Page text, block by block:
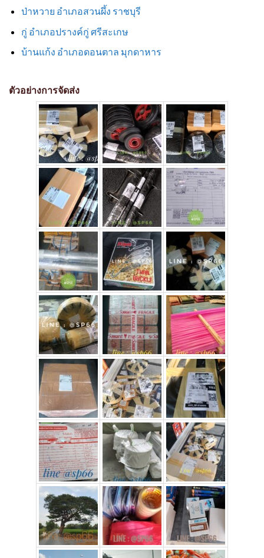
ป่าหวาย อำเภอสวนผึ้ง ราชบุรี
กู่ อำเภอปรางค์กู่ ศรีสะเกษ
บ้านแก้ง อำเภอดอนตาล มุกดาหาร
ตัวอย่างการจัดส่ง